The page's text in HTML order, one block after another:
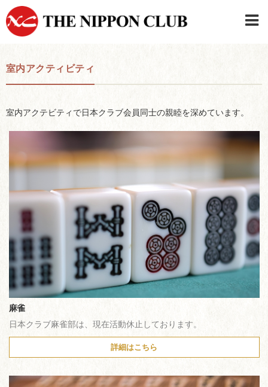
室内アクティビティ
室内アクテビティで日本クラブ会員同士の親睦を深めています。
麻雀
日本クラブ麻雀部は、現在活動休止しております。
詳細はこちら
JAPANESE
日本クラブメンバーログイン
連絡先・駐車場
はじめてご利用の方はこちら